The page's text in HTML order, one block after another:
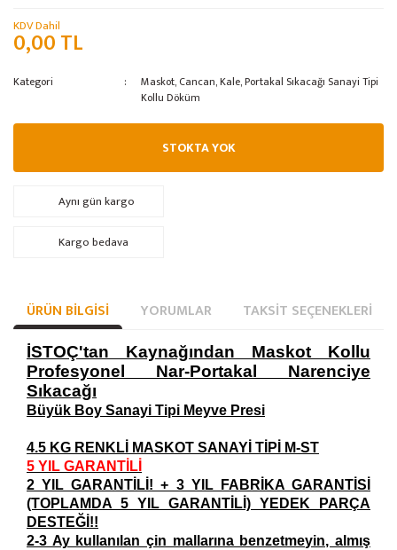
KDV Dahil
0,00 TL
Kategori
Maskot, Cancan, Kale, Portakal Sıkacağı Sanayi Tipi
Kollu Döküm
STOKTA YOK
Aynı gün kargo
Kargo bedava
ÜRÜN BILGISI YORUMLAR TAKSIT SEÇENEKLERI
İSTOÇ'tan Kaynağından Maskot Kollu
Profesyonel Nar-Portakal Narenciye
Sıkacağı
Büyük Boy Sanayi Tipi Meyve Presi
4.5 KG RENKLİ MASKOT SANAYİ TİPİ M-ST
5 YIL GARANTİLİ
2 YIL GARANTİLİ! + 3 YIL FABRİKA GARANTİSİ
(TOPLAMDA 5 YIL GARANTİLİ) YEDEK PARÇA
DESTEĞİ!!
2-3 Ay kullanılan çin mallarına benzetmeyin, almış